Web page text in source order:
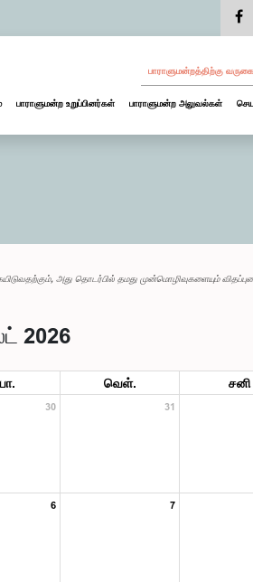
பாராளுமன்றத்திற்கு
பாராளுமன்ற உறுப்பினர்கள் பாராளுமன்ற அலுவல்கள்
அது தொடர்பில் தமது முன்மொழிவுகளையும்
2026
வெள். சனி
30 31
6 7